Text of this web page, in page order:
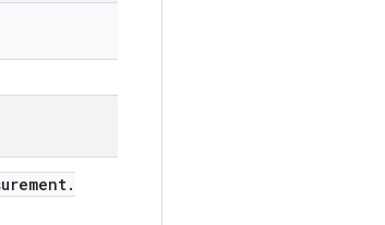
.